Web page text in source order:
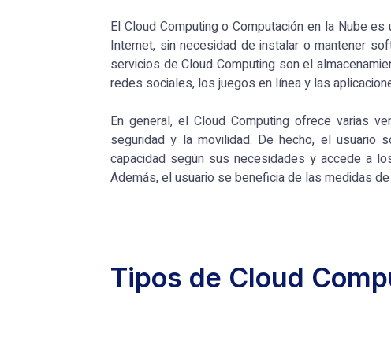
El Cloud Computing o Computación en la Nube
Internet, sin necesidad de instalar o mantener
servicios de Cloud Computing son el
redes sociales, los juegos en línea y las
En general, el Cloud Computing ofrece varias
seguridad y la movilidad. De hecho, el usuario
capacidad según sus necesidades y accede a
Además, el usuario se beneficia de las medidas
Tipos de Cloud